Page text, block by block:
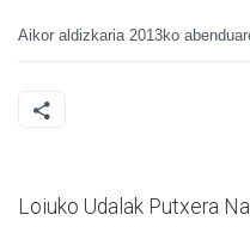
Aikor aldizkaria 2013ko
Loiuko Udalak Putxera